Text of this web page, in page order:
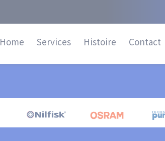
Home Services Histoire Contact